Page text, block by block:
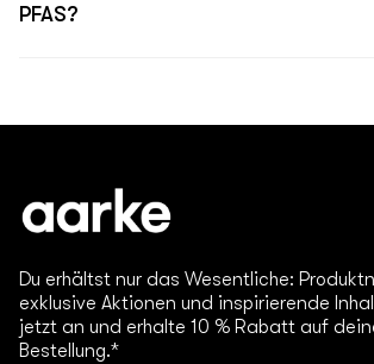
PFAS?
Du erhältst nur das Wesentliche:
exklusive Aktionen und inspirierende
jetzt an und erhalte 10 % Rabatt auf
Bestellung.*